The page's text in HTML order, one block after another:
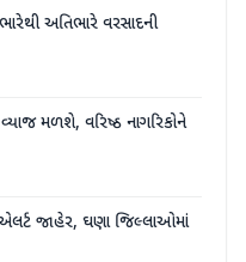
અતિભારે વરસાદની
મળશે, વરિષ્ઠ નાગરિકોને
જાહેર, ઘણા જિલ્લાઓમાં